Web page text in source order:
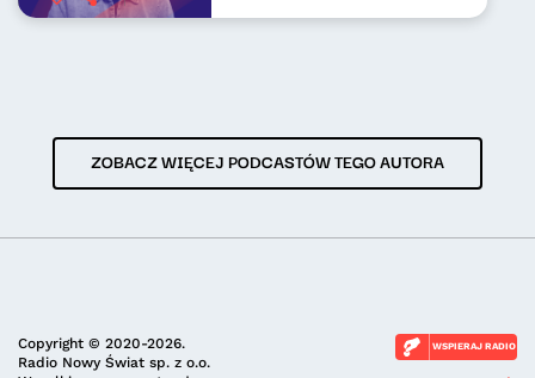
ZOBACZ WIĘCEJ PODCASTÓW TEGO AUTORA
Copyright © 2020-2026.
Radio Nowy Świat sp. z o.o.
WSPIERAJ RADIO